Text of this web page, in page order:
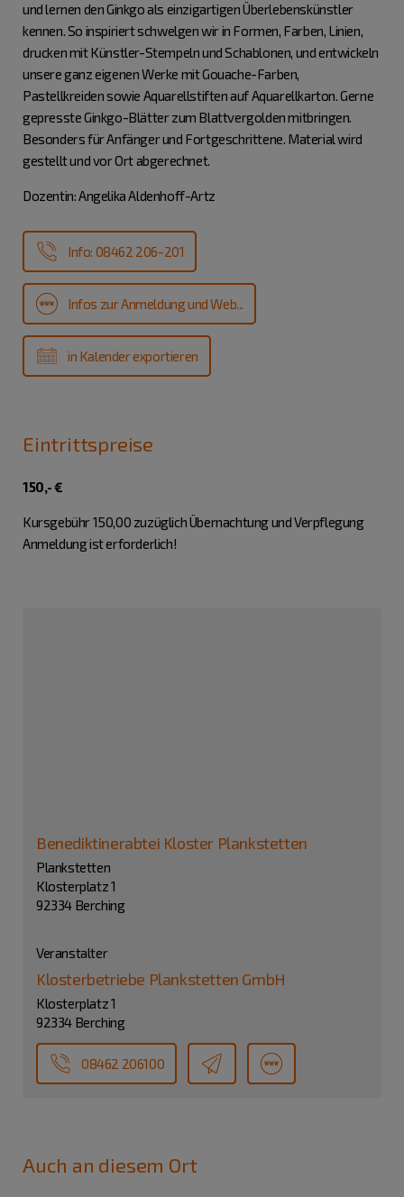
und lernen den Ginkgo als einzigartigen Überlebenskünstler
kennen. So inspiriert schwelgen wir in Formen, Farben, Linien,
drucken mit Künstler-Stempeln und Schablonen, und entwickeln
unsere ganz eigenen Werke mit Gouache-Farben,
Pastellkreiden sowie Aquarellstiften auf Aquarellkarton. Gerne
gepresste Ginkgo-Blätter zum Blattvergolden mitbringen.
Besonders für Anfänger und Fortgeschrittene. Material wird
gestellt und vor Ort abgerechnet.
Dozentin: Angelika Aldenhoff-Artz
Info: 08462 206-201
Infos zur Anmeldung und Web...
in Kalender exportieren
Eintrittspreise
150,- €
Kursgebühr 150,00 zuzüglich Übernachtung und Verpflegung
Anmeldung ist erforderlich!
Benediktinerabtei Kloster Plankstetten
Plankstetten
Klosterplatz 1
92334 Berching
Veranstalter
Klosterbetriebe Plankstetten GmbH
Klosterplatz 1
92334 Berching
08462 206100
Auch an diesem Ort